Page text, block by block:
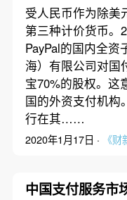
受人民币作为除美
第三种计价货币。
PayPal的国内全资
海）有限公司对国
宝70%的股权。这
国的外资支付机构
行在其……
2020年1月17日 · 《
中国支付服务市